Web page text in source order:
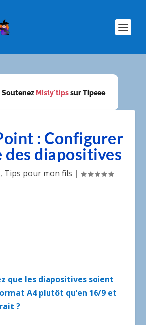
Soutenez Misty'tipssur Tipeee
: Configurer
des diapositives
, Tips pour mon fils |
que les diapositives soient
A4 plutôt qu’en 16/9 et
?